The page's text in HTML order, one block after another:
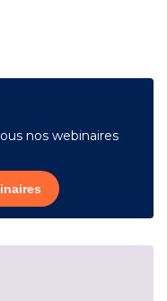
nos webinaires